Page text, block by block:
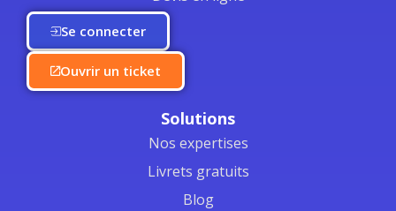
Se connecter
Ouvrir un ticket
Solutions
Nos expertises
Livrets gratuits
Blog